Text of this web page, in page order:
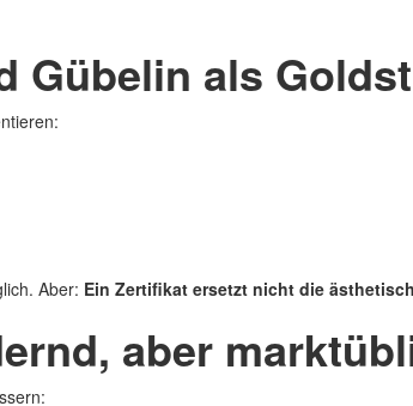
Gübelin als
Aber: Ein Zertifikat ersetzt nicht die
aber